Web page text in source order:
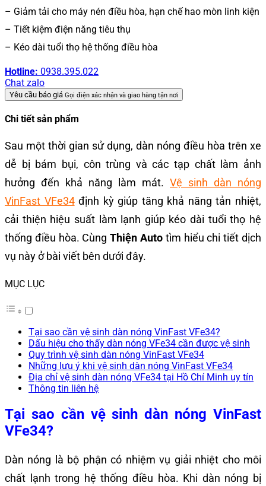
– Giảm tải cho máy nén điều hòa, hạn chế hao mòn linh kiện
– Tiết kiệm điện năng tiêu thụ
– Kéo dài tuổi thọ hệ thống điều hòa
Hotline: 0938.395.022
Chat zalo
Yêu cầu báo giá Gọi điện xác nhận và giao hàng tận nơi
Chi tiết sản phẩm
Sau một thời gian sử dụng, dàn nóng điều hòa trên xe
dễ bị bám bụi, côn trùng và các tạp chất làm ảnh
hưởng đến khả năng làm mát. Vệ sinh dàn nóng
VinFast VFe34định kỳ giúp tăng khả năng tản nhiệt,
cải thiện hiệu suất làm lạnh giúp kéo dài tuổi thọ hệ
thống điều hòa. CùngThiện Auto tìm hiểu chi tiết dịch
vụ này ở bài viết bên dưới đây.
MỤC LỤC
Tại sao cần vệ sinh dàn nóng VinFast VFe34?
Dấu hiệu cho thấy dàn nóng VFe34 cần được vệ sinh
Quy trình vệ sinh dàn nóng VinFast VFe34
Những lưu ý khi vệ sinh dàn nóng VinFast VFe34
Địa chỉ vệ sinh dàn nóng VFe34 tại Hồ Chí Minh uy tín
Thông tin liên hệ
Tại sao cần vệ sinh dàn nóng VinFast
VFe34?
Dàn nóng là bộ phận có nhiệm vụ giải nhiệt cho môi
chất lạnh trong hệ thống điều hòa. Khi dàn nóng bị